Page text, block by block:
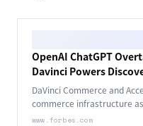
OpenAI ChatGPT
Davinci Powers
DaVinci Commerce and
commerce infrastructure
shopping queries daily.
www.forbes.com